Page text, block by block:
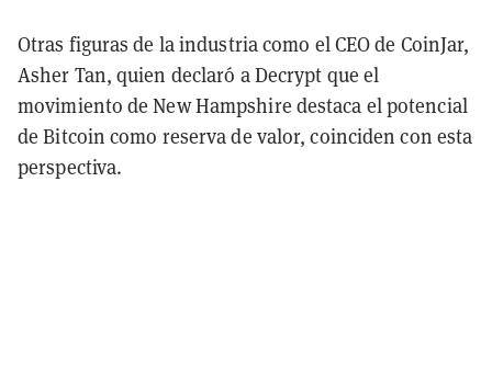
Otras figuras de la industria como el CEO de CoinJar,
Asher Tan, quien declaró a Decrypt que el
movimiento de New Hampshire destaca el potencial
de Bitcoin como reserva de valor, coinciden con esta
perspectiva.